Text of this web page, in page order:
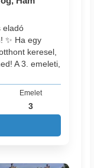
eladó
✨ Ha egy
keresel,
A 3. emeleti,
Emelet
3